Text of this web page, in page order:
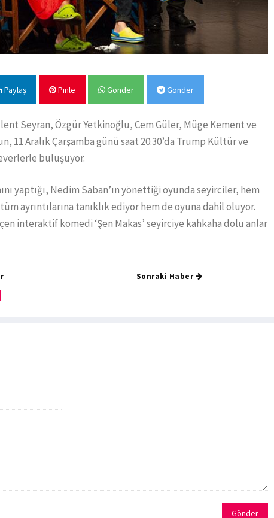
Paylaş Pinle Gönder Gönder
Seyran, Özgür Yetkinoğlu, Cem Güler, Müge Kement ve
11 Aralık Çarşamba günü saat 20.30’da Trump Kültür ve
buluşuyor.
yaptığı, Nedim Saban’ın yönettiği oyunda seyirciler, hem
ayrıntılarına tanıklık ediyor hem de oyuna dahil oluyor.
interaktif komedi ‘Şen Makas’ seyirciye kahkaha dolu anlar
Sonraki Haber
Gönder